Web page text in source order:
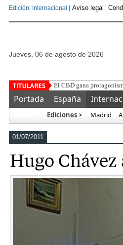
Edición: Internacional | Aviso legal
jueves, 06 de agosto de 2026
Tipos de VPS: cómo el
Portada España
Ediciones > Madrid
01/07/2011
Hugo